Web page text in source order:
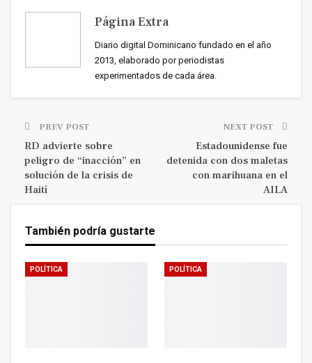
Página Extra
Diario digital Dominicano fundado en el año
2013, elaborado por periodistas
experimentados de cada área.
PREV POST
RD advierte sobre
peligro de “inacción” en
solución de la crisis de
Haití
NEXT POST
Estadounidense fue
detenida con dos maletas
con marihuana en el
AILA
También podría gustarte
POLÍTICA POLÍTICA